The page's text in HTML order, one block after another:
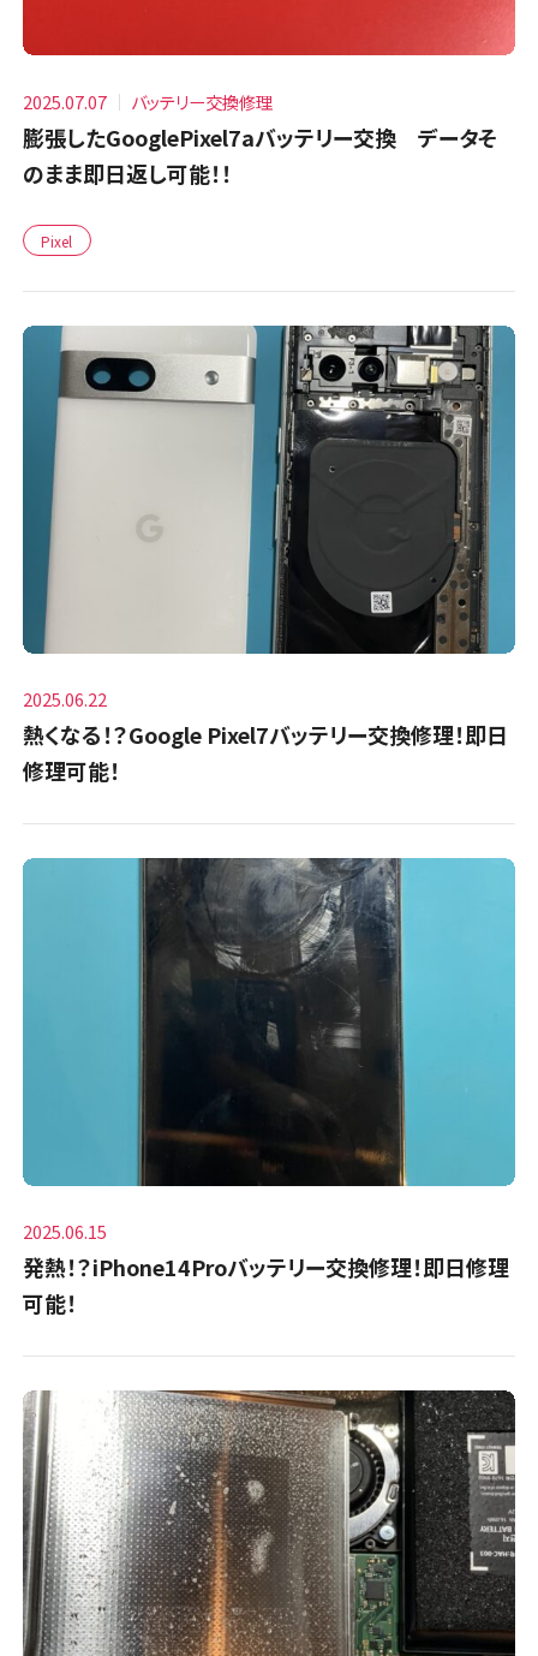
2025.07.07 バッテリー交換修理
膨張したGooglePixel7aバッテリー交換 データそ
のまま即日返し可能！！
Pixel
2025.06.22
熱くなる！？Google Pixel7バッテリー交換修理！即日
修理可能！
2025.06.15
発熱！？iPhone14Proバッテリー交換修理！即日修理
可能！